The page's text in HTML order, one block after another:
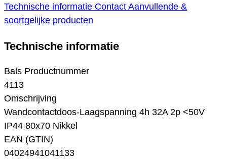
Technische informatie Contact Aanvullende &
soortgelijke producten
Technische informatie
Bals Productnummer
4113
Omschrijving
Wandcontactdoos-Laagspanning 4h 32A 2p <50V
IP44 80x70 Nikkel
EAN (GTIN)
04024941041133